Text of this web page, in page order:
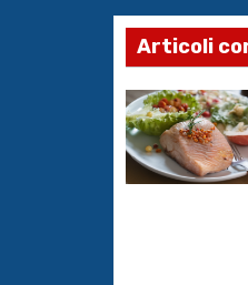
v
i
g
a
Articoli